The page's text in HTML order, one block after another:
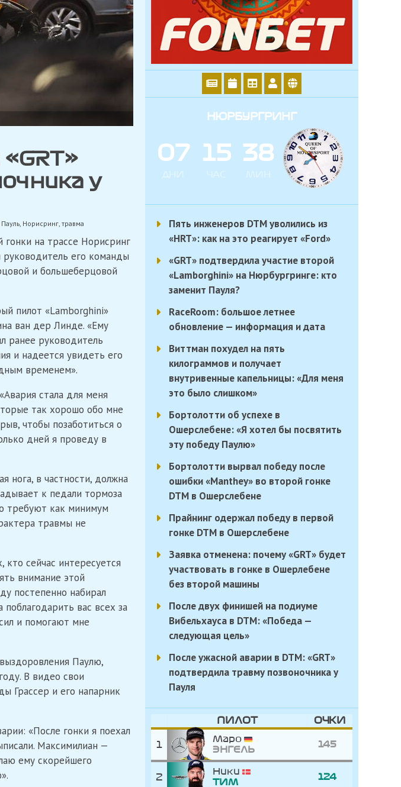
у
, Норисринг, травма
на трассе Норисринг
руководитель его команды
и большеберцовой
пилот «Lamborghini»
ван дер Линде. «Ему
ранее руководитель
и надеется увидеть его
временем».
стала для меня
так хорошо обо мне
чтобы позаботиться о
дней я проведу в
нога, в частности, должна
к педали тормоза
требуют как минимум
травмы не
сейчас интересуется
внимание этой
постепенно набирал
вас всех за
и помогают мне
Паулю,
В видео свои
Грассер и его напарник
«После гонки я поехал
Максимилиан —
ему скорейшего
НЮРБУРГРИНГ
07
ДНИ
15
ЧАС
38
МИН
Пять инженеров DTM уволились из
«HRT»: как на это реагирует «Ford»
«GRT» подтвердила участие второй
«Lamborghini» на Нюрбургринге: кто
заменит Пауля?
RaceRoom: большое летнее
обновление — информация и дата
Виттман похудел на пять
килограммов и получает
внутривенные капельницы: «Для меня
это было слишком»
Бортолотти об успехе в
Ошерслебене: «Я хотел бы посвятить
эту победу Паулю»
Бортолотти вырвал победу после
ошибки «Manthey» во второй гонке
DTM в Ошерслебене
Прайнинг одержал победу в первой
гонке DTM в Ошерслебене
Заявка отменена: почему «GRT» будет
участвовать в гонке в Ошерлебене
без второй машины
После двух финишей на подиуме
Вибельхауса в DTM: «Победа —
следующая цель»
После ужасной аварии в DTM: «GRT»
подтвердила травму позвоночника у
Пауля
ПИЛОТ ОЧКИ
1
Маро
ЭНГЕЛЬ
145
2
Ники
ТИМ
124